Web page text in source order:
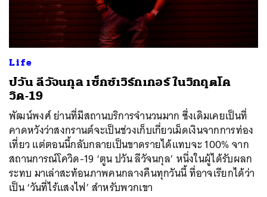
Life
ปวัน ลีวัจนกุล เซ็กซ์เวิร์กเกอร์ ในวิกฤตโค
วิด-19
พัฒน์พงศ์ ย่านที่มีสถานบริการจำนวนมาก ซึ่งเดิมเคยเป็นที่
คาดหวังว่าสงกรานต์จะเป็นช่วงเก็บเกี่ยวเม็ดเงินจากการท่อง
เที่ยว แต่ตอนนี้กลับกลายเป็นขาดรายได้แทบจะ 100% จาก
สถานการณ์โควิด-19 ‘ตูน ปวัน ลีวัจนกุล’ หนึ่งในผู้ได้รับผลก
ระทบ มาเล่าสะท้อนภาพคนกลางคืนทุกวันนี้ ที่อาจเรียกได้ว่า
เป็น ‘วันที่ไร้แสงไฟ’ สำหรับพวกเขา
ค้นหา
SHARE TWEET LINE EMAIL